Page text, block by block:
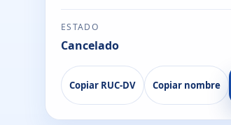
ESTADO
Cancelado
Copiar RUC-DV Copiar nombre